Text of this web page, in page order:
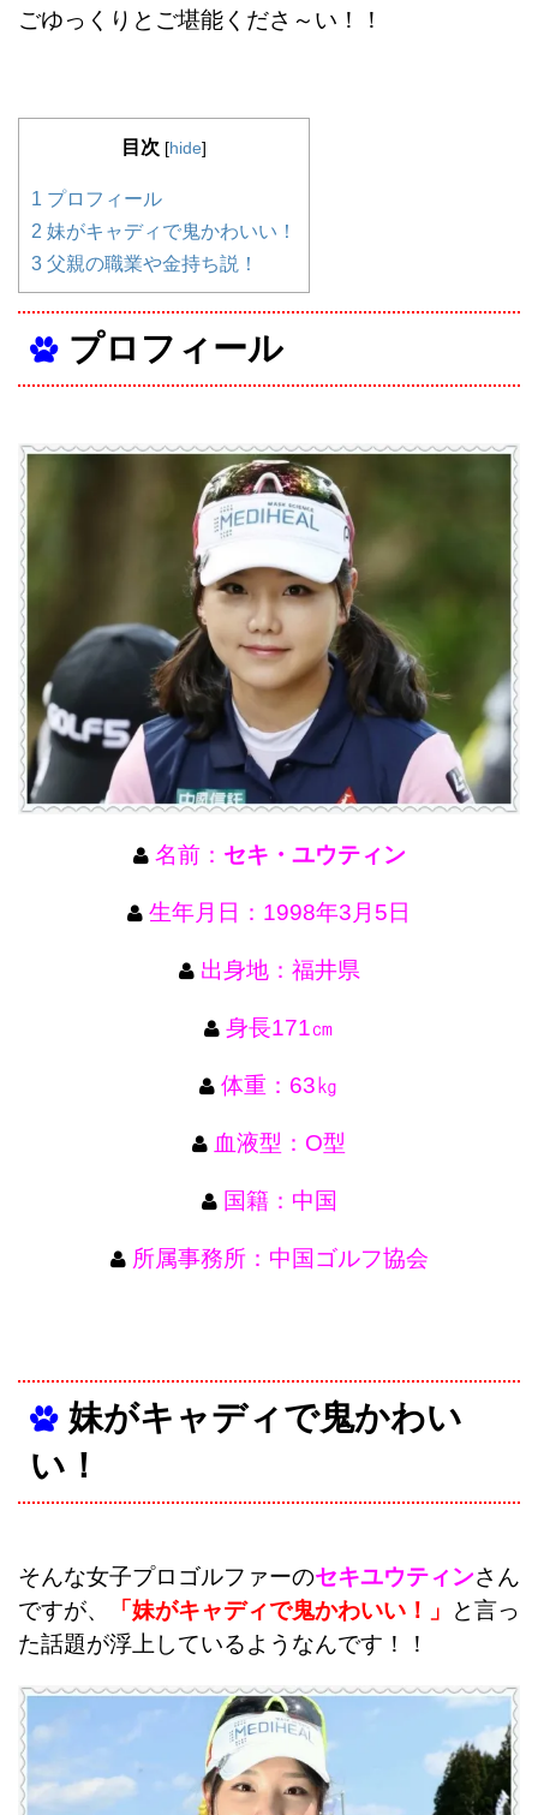
ごゆっくりとご堪能くださ～い！！
目次 [hide]
1 プロフィール
2 妹がキャディで鬼かわいい！
3 父親の職業や金持ち説！
プロフィール
名前： セキ・ユウティン
生年月日：1998年3月5日
出身地：福井県
身長171㎝
体重：63㎏
血液型：O型
国籍：中国
所属事務所：中国ゴルフ協会
妹がキャディで鬼かわい
い！
そんな女子プロゴルファーのセキユウティンさん
ですが、
「妹がキャディで鬼かわいい！」
と言っ
た話題が浮上しているようなんです！！